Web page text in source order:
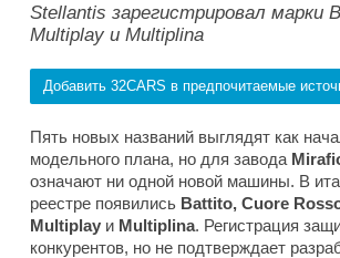
Stellantis зарегистрировал марки
Multiplay и Multiplina
Добавить 32CARS в предпочитаемые
Пять новых названий выглядят как
модельного плана, но для завода
означают ни одной новой машины. В
реестре появились Battito, Cuore
Multiplay и Multiplina. Регистрация
конкурентов, но не подтверждает